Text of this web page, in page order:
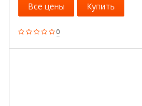
0
Все цены Купить